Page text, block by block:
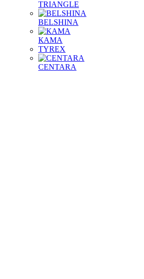
TRIANGLE
BELSHINA
КАМА
TYREX
CENTARA